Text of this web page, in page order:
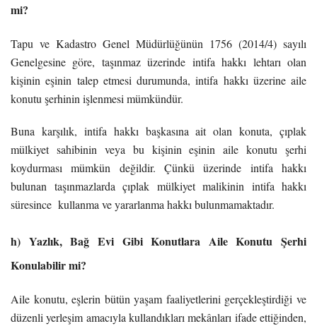
mi?
Tapu ve Kadastro Genel Müdürlüğünün 1756 (2014/4) sayılı
Genelgesine göre, taşınmaz üzerinde intifa hakkı lehtarı olan
kişinin eşinin talep etmesi durumunda, intifa hakkı üzerine aile
konutu şerhinin işlenmesi mümkündür.
Buna karşılık, intifa hakkı başkasına ait olan konuta, çıplak
mülkiyet sahibinin veya bu kişinin eşinin aile konutu şerhi
koydurması mümkün değildir. Çünkü üzerinde intifa hakkı
bulunan taşınmazlarda çıplak mülkiyet malikinin intifa hakkı
süresince kullanma ve yararlanma hakkı bulunmamaktadır.
h) Yazlık, Bağ Evi Gibi Konutlara Aile Konutu Şerhi
Konulabilir mi?
Aile konutu, eşlerin bütün yaşam faaliyetlerini gerçekleştirdiği ve
düzenli yerleşim amacıyla kullandıkları mekânları ifade ettiğinden,